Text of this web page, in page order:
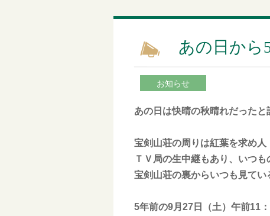
あの日から
お知らせ
あの日は快晴の秋晴れだったと
宝剣山荘の周りは紅葉を求め人
ＴＶ局の生中継もあり、いつ
宝剣山荘の裏からいつも見てい
5年前の9月27日（土）午前11